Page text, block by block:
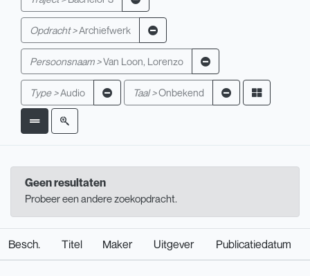
Opdracht >Archiefwerk
Persoonsnaam >Van Loon, Lorenzo
Type >Audio Taal >Onbekend
Geen resultaten
Probeer een andere zoekopdracht.
Besch. Titel Maker Uitgever Publicatiedatum